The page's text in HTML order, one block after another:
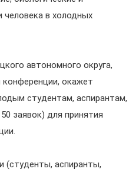
человека в холодных
автономного округа,
конференции, окажет
студентам, аспирантам,
заявок) для принятия
(студенты, аспиранты,